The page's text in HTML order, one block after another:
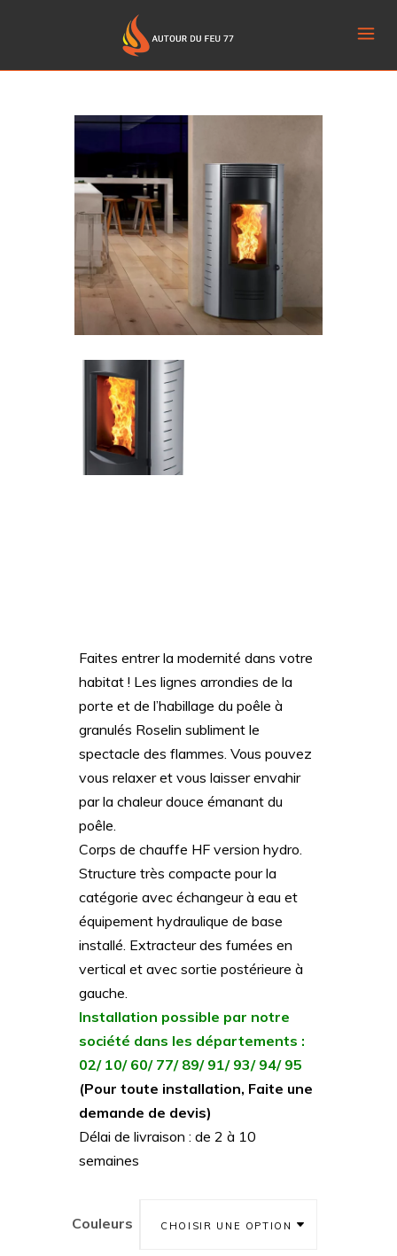
Faites entrer la modernité dans votre
habitat ! Les lignes arrondies de la
porte et de l’habillage du poêle à
granulés Roselin subliment le
spectacle des flammes. Vous pouvez
vous relaxer et vous laisser envahir
par la chaleur douce émanant du
poêle.
Corps de chauffe HF version hydro.
Structure très compacte pour la
catégorie avec échangeur à eau et
équipement hydraulique de base
installé. Extracteur des fumées en
vertical et avec sortie postérieure à
gauche.
Installation possible par notre
société dans les départements :
02/ 10/ 60/ 77/ 89/ 91/ 93/ 94/ 95
(Pour toute installation, Faite une
demande de devis)
Délai de livraison : de 2 à 10
semaines
Couleurs CHOISIR UNE OPTION